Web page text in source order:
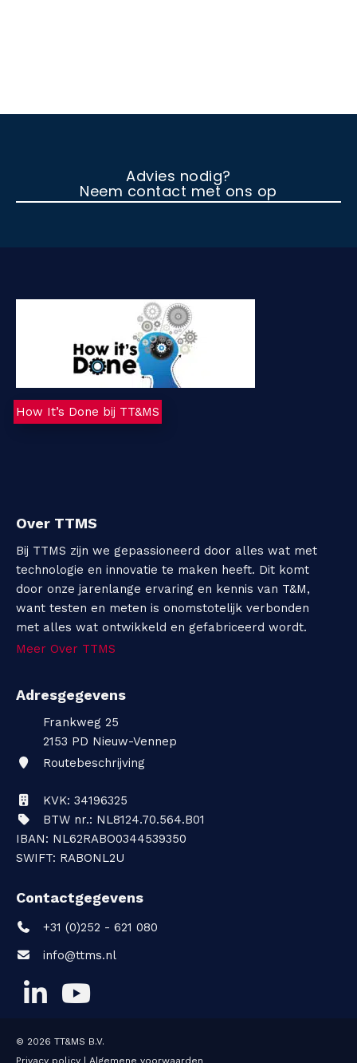
Advies nodig?
Neem contact met ons op
How It’s Done bij TT&MS
Over TTMS
Bij TTMS zijn we gepassioneerd door alles wat met
technologie en innovatie te maken heeft. Dit komt
door onze jarenlange ervaring en kennis van T&M,
want testen en meten is onomstotelijk verbonden
met alles wat ontwikkeld en gefabriceerd wordt.
Meer Over TTMS
Adresgegevens
Frankweg 25
2153 PD Nieuw-Vennep
Routebeschrijving
KVK: 34196325
BTW nr.: NL8124.70.564.B01
IBAN: NL62RABO0344539350
SWIFT: RABONL2U
Contactgegevens
+31 (0)252 - 621 080
info@ttms.nl
© 2026 TT&MS B.V.